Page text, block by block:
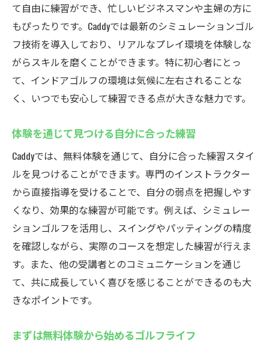
て自由に練習ができ、忙しいビジネスマンや主婦の方に
もぴったりです。Caddyでは最新のシミュレーションゴル
フ技術を導入しており、リアルなプレイ環境を体験しな
がらスキルを磨くことができます。特に初心者にとっ
て、インドアゴルフの環境は気候に左右されることな
く、いつでも安心して練習できる点が大きな魅力です。
体験を通じて見つける自分に合った練習
Caddyでは、無料体験を通じて、自分に合った練習スタイ
ルを見つけることができます。専門のインストラクター
から直接指導を受けることで、自分の弱点を把握しやす
くなり、効果的な練習が可能です。例えば、シミュレー
ションゴルフを活用し、スイングやパッティングの精度
を確認しながら、実際のコースを想定した練習が行えま
す。また、他の受講者とのコミュニケーションを通じ
て、共に成長していく喜びを感じることができるのも大
きなポイントです。
まずは無料体験から始めるゴルフライフ